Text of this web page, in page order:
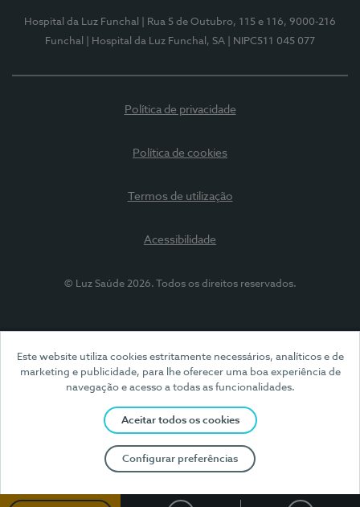
Este website utiliza cookies estritamente necessários, analíticos e de
marketing e publicidade, para lhe oferecer uma boa experiência de
navegação e acesso a todas as funcionalidades.
Aceitar todos os cookies
Configurar preferências
Hospital da Luz Funchal
| Rua 5 de Outubro, 115 e 116, 9000-216
Funchal
| Hospital da Luz Funchal, SA | NIPC511 045 077
Política de privacidade
Política de cookies
Termos de utilização
Acessibilidade
© Luz Saúde 2026. Todos os direitos reservados.